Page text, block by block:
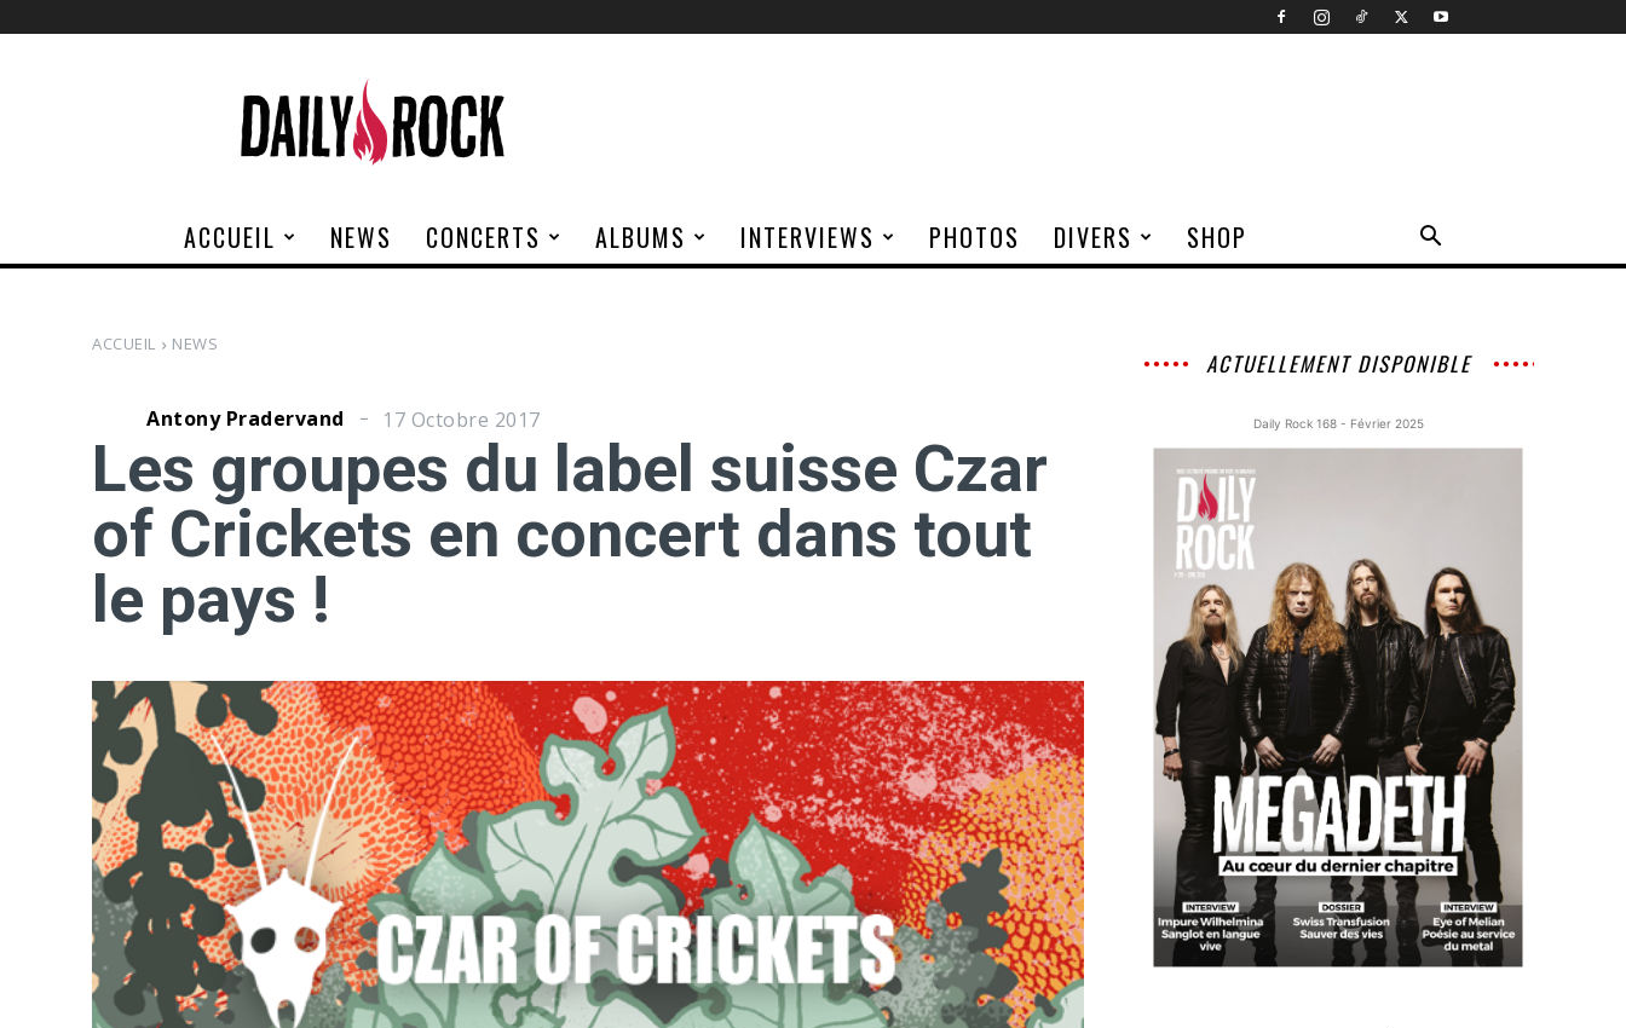
Rock
ACCUEIL NEWS CONCERTS ALBUMS INTERVIEWS PHOTOS DIVERS SHOP
ACCUEIL NEWS
Antony Pradervand 17 Octobre 2017
Les groupes du label suisse Czar
of Crickets en concert dans tout
le pays !
ACTUELLEMENT DISPONIBLE
Daily Rock 168 - Février 2025